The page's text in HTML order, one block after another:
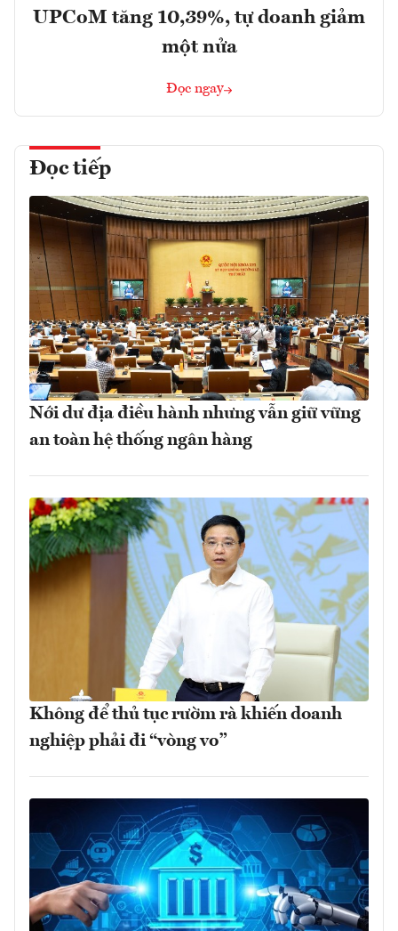
UPCoM tăng 10,39%, tự doanh giảm
một nửa
Đọc ngay
Đọc tiếp
Nới dư địa điều hành nhưng vẫn giữ vững
an toàn hệ thống ngân hàng
Không để thủ tục rườm rà khiến doanh
nghiệp phải đi “vòng vo”